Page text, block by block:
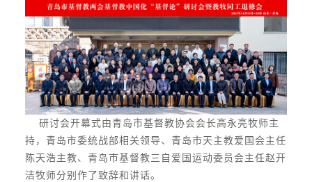
研讨会开幕式由青岛市基督教协会会长高永亮牧师主
持，青岛市委统战部相关领导、青岛市天主教爱国会主任
陈天浩主教、青岛市基督教三自爱国运动委员会主任赵开
洁牧师分别作了致辞和讲话。